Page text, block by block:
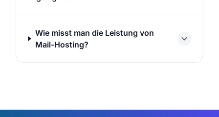
Wie misst man die Leistung von
Mail-Hosting?